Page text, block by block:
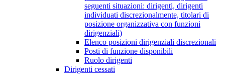
seguenti situazioni: dirigenti, dirigenti
individuati discrezionalmente, titolari di
posizione organizzativa con funzioni
dirigenziali)
Elenco posizioni dirigenziali discrezionali
Posti di funzione disponibili
Ruolo dirigenti
Dirigenti cessati